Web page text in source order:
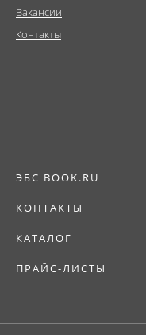
Вакансии
Контакты
ЭБС BOOK.RU
КОНТАКТЫ
КАТАЛОГ
ПРАЙС-ЛИСТЫ